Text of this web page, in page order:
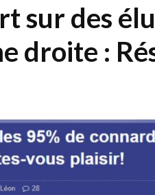
sur des
droite :